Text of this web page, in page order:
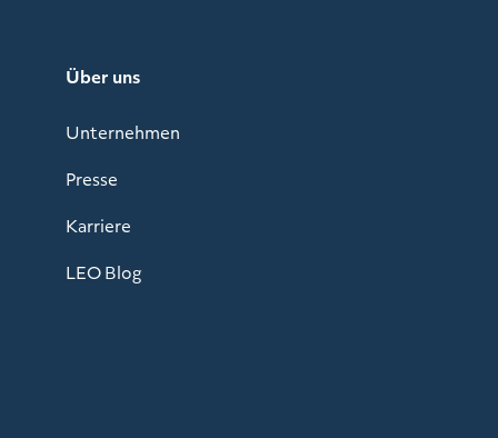
Über uns
Unternehmen
Presse
Karriere
LEO Blog